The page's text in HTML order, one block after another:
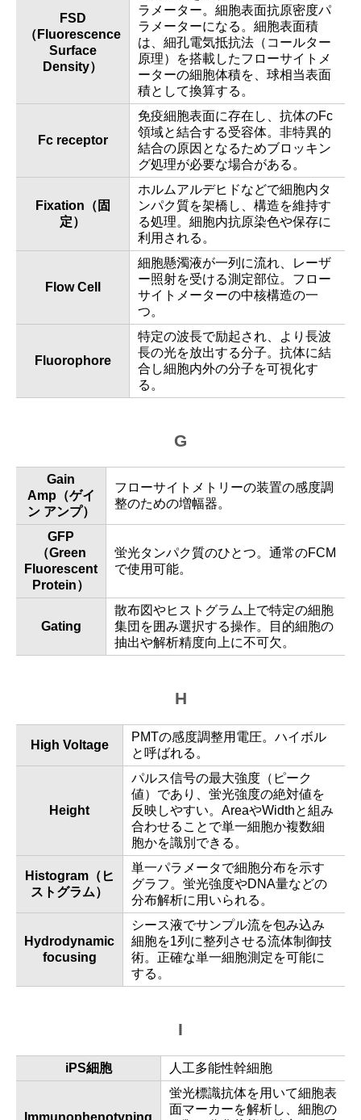
FSD
（Fluorescence
Surface
Density）
ラメーター。細胞表面抗原密度パ
ラメーターになる。細胞表面積
は、細孔電気抵抗法（コールター
原理）を搭載したフローサイトメ
ーターの細胞体積を、球相当表面
積として換算する。
Fc receptor
免疫細胞表面に存在し、抗体のFc
領域と結合する受容体。非特異的
結合の原因となるためブロッキン
グ処理が必要な場合がある。
Fixation（固
定）
ホルムアルデヒドなどで細胞内タ
ンパク質を架橋し、構造を維持す
る処理。細胞内抗原染色や保存に
利用される。
Flow Cell
細胞懸濁液が一列に流れ、レーザ
ー照射を受ける測定部位。フロー
サイトメーターの中核構造の一
つ。
Fluorophore
特定の波長で励起され、より長波
長の光を放出する分子。抗体に結
合し細胞内外の分子を可視化す
る。
G
Gain
Amp（ゲイ
ン アンプ）
フローサイトメトリーの装置の感度調
整のための増幅器。
GFP
（Green
Fluorescent
Protein）
蛍光タンパク質のひとつ。通常のFCM
で使用可能。
Gating
散布図やヒストグラム上で特定の細胞
集団を囲み選択する操作。目的細胞の
抽出や解析精度向上に不可欠。
H
High Voltage
PMTの感度調整用電圧。ハイボル
と呼ばれる。
Height
パルス信号の最大強度（ピーク
値）であり、蛍光強度の絶対値を
反映しやすい。AreaやWidthと組み
合わせることで単一細胞か複数細
胞かを識別できる。
Histogram（ヒ
ストグラム）
単一パラメータで細胞分布を示す
グラフ。蛍光強度やDNA量などの
分布解析に用いられる。
Hydrodynamic
focusing
シース液でサンプル流を包み込み
細胞を1列に整列させる流体制御技
術。正確な単一細胞測定を可能に
する。
I
iPS細胞 人工多能性幹細胞
Immunophenotyping
蛍光標識抗体を用いて細胞表
面マーカーを解析し、細胞の